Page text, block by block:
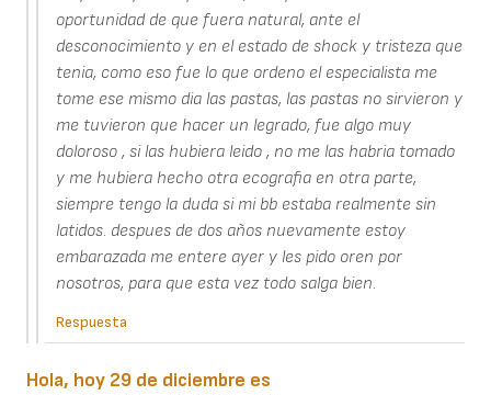
oportunidad de que fuera natural, ante el
desconocimiento y en el estado de shock y tristeza que
tenia, como eso fue lo que ordeno el especialista me
tome ese mismo dia las pastas, las pastas no sirvieron y
me tuvieron que hacer un legrado, fue algo muy
doloroso , si las hubiera leido , no me las habria tomado
y me hubiera hecho otra ecografia en otra parte,
siempre tengo la duda si mi bb estaba realmente sin
latidos. despues de dos años nuevamente estoy
embarazada me entere ayer y les pido oren por
nosotros, para que esta vez todo salga bien.
Respuesta
Hola, hoy 29 de diciembre es